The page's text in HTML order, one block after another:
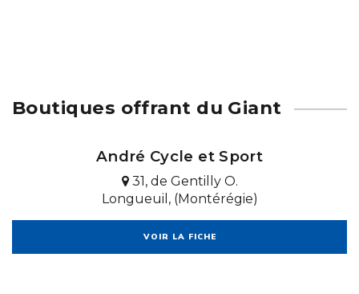
Boutiques offrant du Giant
André Cycle et Sport
31, de Gentilly O.
Longueuil, (Montérégie)
VOIR LA FICHE